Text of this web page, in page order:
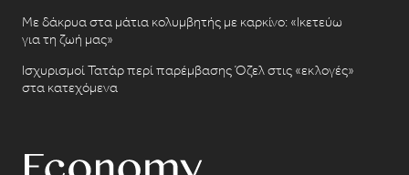
Με δάκρυα στα μάτια κολυμβητής με καρκίνο: «Ικετεύω
για τη ζωή μας»
Ισχυρισμοί Τατάρ περί παρέμβασης Όζελ στις «εκλογές»
στα κατεχόμενα